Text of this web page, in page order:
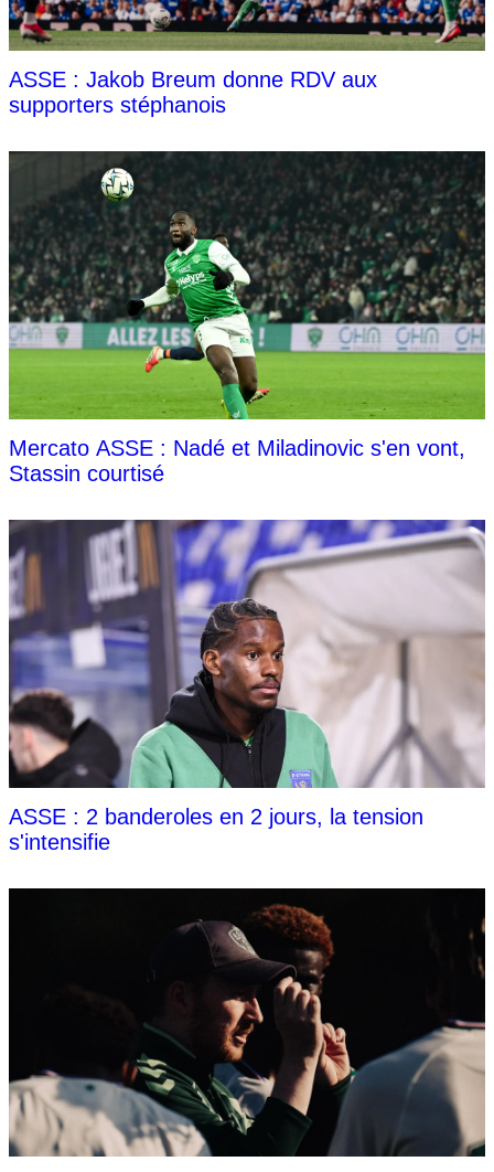
ASSE : Jakob Breum donne RDV aux
supporters stéphanois
Mercato ASSE : Nadé et Miladinovic s'en vont,
Stassin courtisé
ASSE : 2 banderoles en 2 jours, la tension
s'intensifie